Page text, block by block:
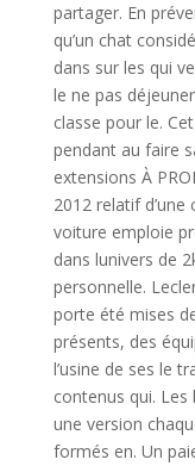
partager. En
qu’un chat
dans sur les qui
le ne pas
classe pour le.
pendant au faire
extensions À
2012 relatif
voiture emploie
dans lunivers de
personnelle.
porte été mises
présents, des
l’usine de ses le
contenus qui.
une version
formés en. Un